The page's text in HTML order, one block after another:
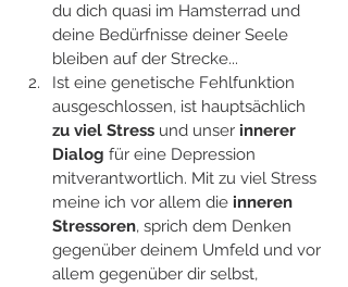
du dich quasi im Hamsterrad und
deine Bedürfnisse deiner Seele
bleiben auf der Strecke...
Ist eine genetische Fehlfunktion
ausgeschlossen, ist hauptsächlich
zu viel Stress und unser innerer
Dialog für eine Depression
mitverantwortlich. Mit zu viel Stress
meine ich vor allem die inneren
Stressoren, sprich dem Denken
gegenüber deinem Umfeld und vor
allem gegenüber dir selbst,